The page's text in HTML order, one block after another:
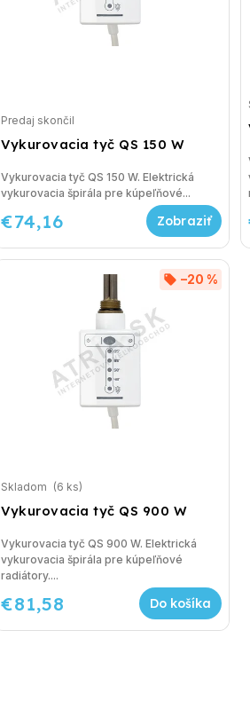
Vykurovacia tyč QS 150 W
Predaj skončil
€74,16
Vykurovacia tyč QS 150 W. Elektrická
vykurovacia špirála pre kúpeľňové...
Vykurovacia tyč QS 900 W
–20 %
Skladom (6 ks)
€81,58 Do košíka
Vykurovacia tyč QS 900 W. Elektrická
vykurovacia špirála pre kúpeľňové
radiátory....